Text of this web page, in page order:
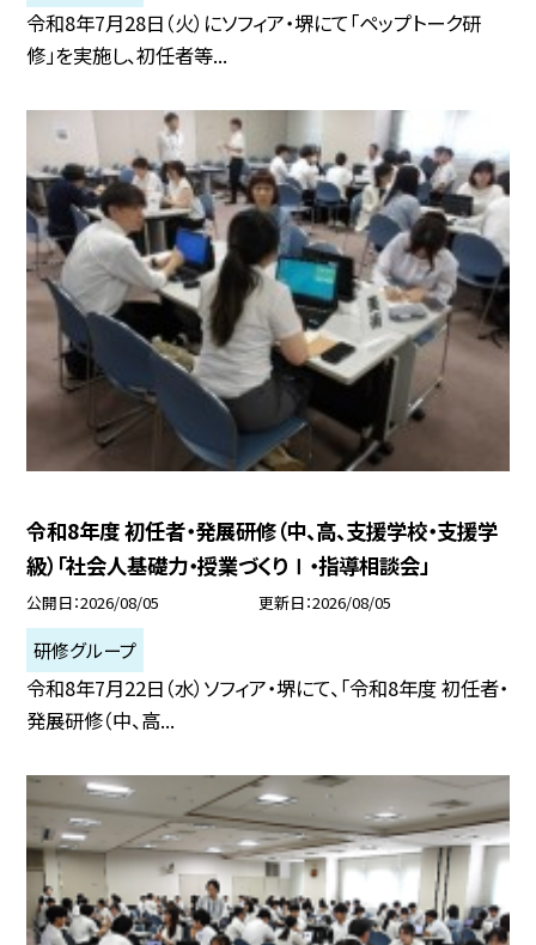
令和8年7月28日（火）にソフィア・堺にて「ペップトーク研
修」を実施し、初任者等...
令和8年度 初任者・発展研修（中、高、支援学校・支援学
級）「社会人基礎力・授業づくりⅠ・指導相談会」
公開日 2026/08/05 更新日 2026/08/05
研修グループ
令和8年7月22日（水）ソフィア・堺にて、「令和8年度 初任者・
発展研修（中、高...